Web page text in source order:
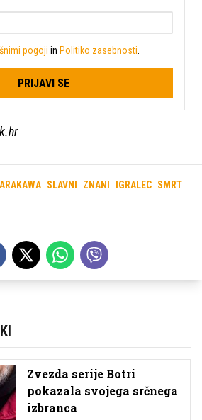
pogoji in Politiko zasebnosti
PRIJAVI SE
SLAVNI ZNANI IGRALEC SMRT
Zvezda serije Botri
pokazala svojega srčnega
izbranca